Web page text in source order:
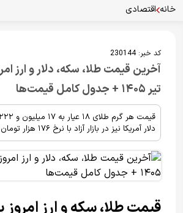
خانه اقتصادی
کد خبر:230144
تیر ۱۴۰۵ + جدول کامل قیمت‌ها
دلار آمریکا نیز در بازار آزاد با نرخ ۱۷۶ هزار تومان معامله می‌شود.